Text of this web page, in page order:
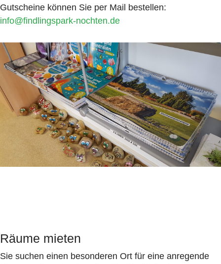
Gutscheine können Sie per Mail bestellen:
info@findlingspark-nochten.de
Räume mieten
Sie suchen einen besonderen Ort für eine anregende